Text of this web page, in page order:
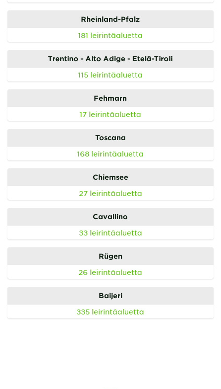
Rheinland-Pfalz
181 leirintäaluetta
Trentino - Alto Adige - Etelä-Tiroli
115 leirintäaluetta
Fehmarn
17 leirintäaluetta
Toscana
168 leirintäaluetta
Chiemsee
27 leirintäaluetta
Cavallino
33 leirintäaluetta
Rügen
26 leirintäaluetta
Baijeri
335 leirintäaluetta